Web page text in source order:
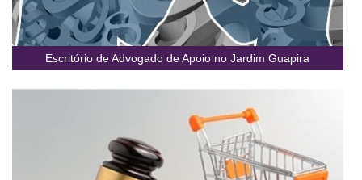
Escritório de Advogado de Apoio no Jardim Guapira